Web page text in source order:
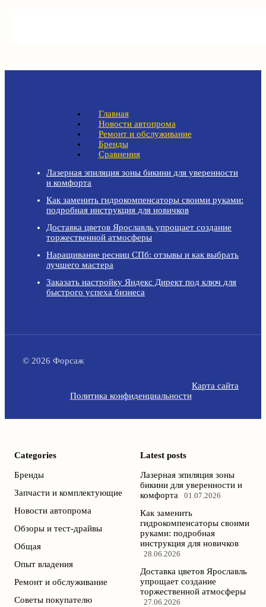
Главная
Новости автопрома
Ремонт и обслуживание
Бренды
Сравнения
Лазерная эпиляция зоны бикини для уверенности
и комфорта
Как заменить гидрокомпенсаторы своими руками:
подробная инструкция для новичков
Доставка цветов Ярославль упрощает создание
торжественной атмосферы
Наращивание ресниц СПб: отзывы и как выбрать
лучшего мастера
Заказать настройку Яндекс Директ под ключ для
быстрого успеха бизнеса
© 2026 Форсаж
Карта сайта
Политика конфиденциальности
Categories
Бренды
Запчасти и комплектующие
Новости автопрома
Обзоры и тест-драйвы
Общая
Опыт владения
Ремонт и обслуживание
Советы покупателю
Latest posts
Лазерная эпиляция зоны
бикини для уверенности и
комфорта
01.07.2026
Как заменить
гидрокомпенсаторы своими
руками: подробная
инструкция для новичков
28.06.2026
Доставка цветов Ярославль
упрощает создание
торжественной атмосферы
27.06.2026